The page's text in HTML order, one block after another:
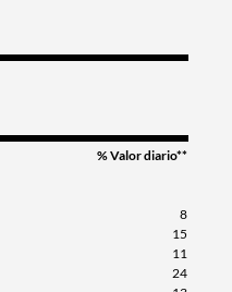
% Valor diario**
8
15
11
24